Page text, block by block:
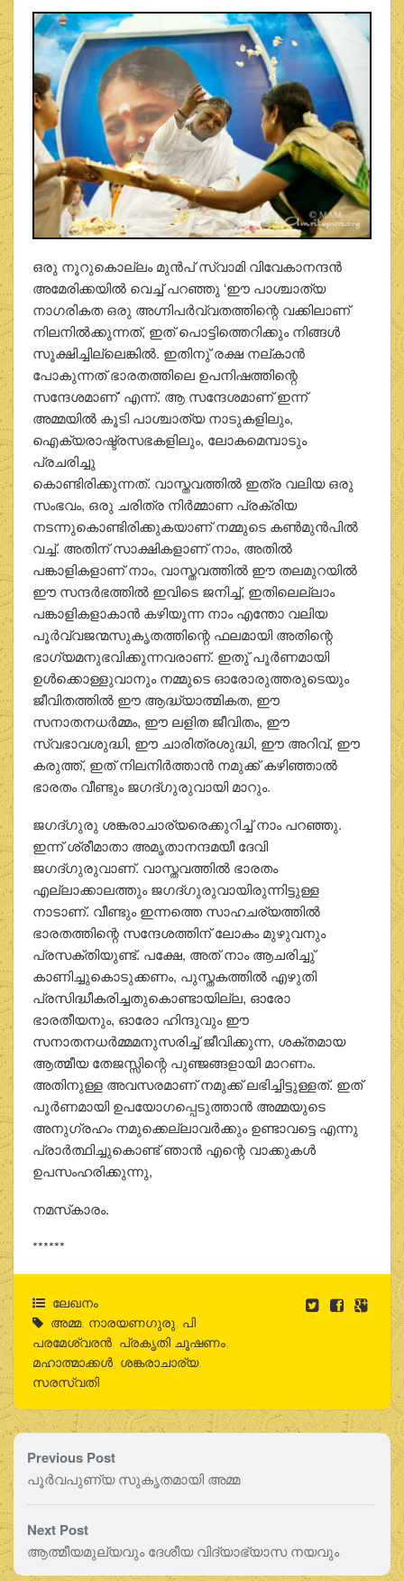
ഒരു നൂറുകൊല്ലം മുന്‍പ് സ്വാമി വിവേകാനന്ദന്‍
അമേരിക്കയില്‍ വെച്ച് പറഞ്ഞു ‘ഈ പാശ്ചാത്യ
നാഗരികത ഒരു അഗ്നിപര്‍വ്വതത്തിന്റെ വക്കിലാണ്
നിലനില്‍ക്കുന്നത്, ഇത് പൊട്ടിത്തെറിക്കും നിങ്ങള്‍
സൂക്ഷിച്ചില്ലെങ്കില്‍. ഇതിനു് രക്ഷ നല്കാന്‍
പോകുന്നത് ഭാരതത്തിലെ ഉപനിഷത്തിന്റെ
സന്ദേശമാണ്’ എന്ന്. ആ സന്ദേശമാണ് ഇന്ന്
അമ്മയില്‍ കൂടി പാശ്ചാത്യ നാടുകളിലും,
ഐക്യരാഷ്ട്രസഭകളിലും, ലോകമെമ്പാടും
പ്രചരിച്ചു
കൊണ്ടിരിക്കുന്നത്. വാസ്തവത്തില്‍ ഇത്ര വലിയ ഒരു
സംഭവം, ഒരു ചരിത്ര നിര്‍മ്മാണ പ്രക്രിയ
നടന്നുകൊണ്ടിരിക്കുകയാണ് നമ്മുടെ കണ്‍മുന്‍പില്‍
വച്ച്. അതിന് സാക്ഷികളാണ് നാം, അതില്‍
പങ്കാളികളാണ് നാം, വാസ്തവത്തില്‍ ഈ തലമുറയില്‍
ഈ സന്ദര്‍ഭത്തില്‍ ഇവിടെ ജനിച്ച്, ഇതിലെല്ലാം
പങ്കാളികളാകാന്‍ കഴിയുന്ന നാം എന്തോ വലിയ
പൂര്‍വ്വജന്മസുകൃതത്തിന്റെ ഫലമായി അതിന്റെ
ഭാഗ്യമനുഭവിക്കുന്നവരാണ്. ഇതു് പൂര്‍ണമായി
ഉള്‍ക്കൊള്ളുവാനും നമ്മുടെ ഓരോരുത്തരുടെയും
ജീവിതത്തില്‍ ഈ ആദ്ധ്യാത്മികത, ഈ
സനാതനധര്‍മ്മം, ഈ ലളിത ജീവിതം, ഈ
സ്വഭാവശുദ്ധി, ഈ ചാരിത്രശുദ്ധി, ഈ അറിവ്, ഈ
കരുത്ത്, ഇത് നിലനിര്‍ത്താന്‍ നമുക്ക് കഴിഞ്ഞാല്‍
ഭാരതം വീണ്ടും ജഗദ്ഗുരുവായി മാറും.
ജഗദ്ഗുരു ശങ്കരാചാര്യരെക്കുറിച്ച് നാം പറഞ്ഞു.
ഇന്ന് ശ്രീമാതാ അമൃതാനന്ദമയീ ദേവി
ജഗദ്ഗുരുവാണ്. വാസ്തവത്തില്‍ ഭാരതം
എല്ലാക്കാലത്തും ജഗദ്ഗുരുവായിരുന്നിട്ടുള്ള
നാടാണ്. വീണ്ടും ഇന്നത്തെ സാഹചര്യത്തില്‍
ഭാരതത്തിന്റെ സന്ദേശത്തിന് ലോകം മുഴുവനും
പ്രസക്തിയുണ്ട്. പക്ഷേ, അത് നാം ആചരിച്ചു്
കാണിച്ചുകൊടുക്കണം, പുസ്തകത്തില്‍ എഴുതി
പ്രസിദ്ധീകരിച്ചതുകൊണ്ടായില്ല, ഓരോ
ഭാരതീയനും, ഓരോ ഹിന്ദുവും ഈ
സനാതനധര്‍മ്മമനുസരിച്ച് ജീവിക്കുന്ന, ശക്തമായ
ആത്മീയ തേജസ്സിന്റെ പുഞ്ജങ്ങളായി മാറണം.
അതിനുള്ള അവസരമാണ് നമുക്ക് ലഭിച്ചിട്ടുള്ളത്. ഇത്
പൂര്‍ണമായി ഉപയോഗപ്പെടുത്താന്‍ അമ്മയുടെ
അനുഗ്രഹം നമുക്കെല്ലാവര്‍ക്കും ഉണ്ടാവട്ടെ എന്നു
പ്രാര്‍ത്ഥിച്ചുകൊണ്ട് ഞാന്‍ എന്റെ വാക്കുകള്‍
ഉപസംഹരിക്കുന്നു,
നമസ്‌കാരം.
******
ലേഖനം
അമ്മ, നാരയണഗുരു, പി
പരമേശ്വരന്‍, പ്രകൃതി ചൂഷണം,
മഹാത്മാക്കള്‍, ശങ്കരാചാര്യ,
സരസ്വതി
Previous Post
പൂര്‍വപുണ്യ സുകൃതമായി അമ്മ
Next Post
ആത്മീയമുല്യവും ദേശീയ വിദ്യാഭ്യാസ നയവും